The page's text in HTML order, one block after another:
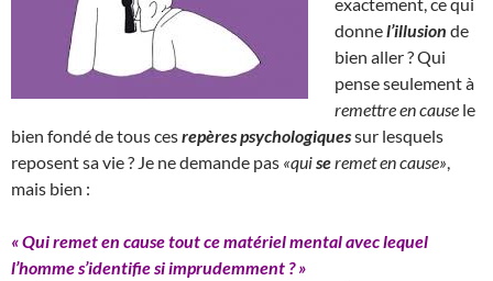
donnel’illusion de
bien aller ? Qui
pense seulement à
remettre en cause le
bien fondé de tous cesrepères psychologiquessur lesquels
reposent sa vie ? Je ne demande pas «quiseremet en cause»
mais bien :
« Qui remet en cause tout ce matériel mental avec lequel
l’homme s’identifie si imprudemment ? »